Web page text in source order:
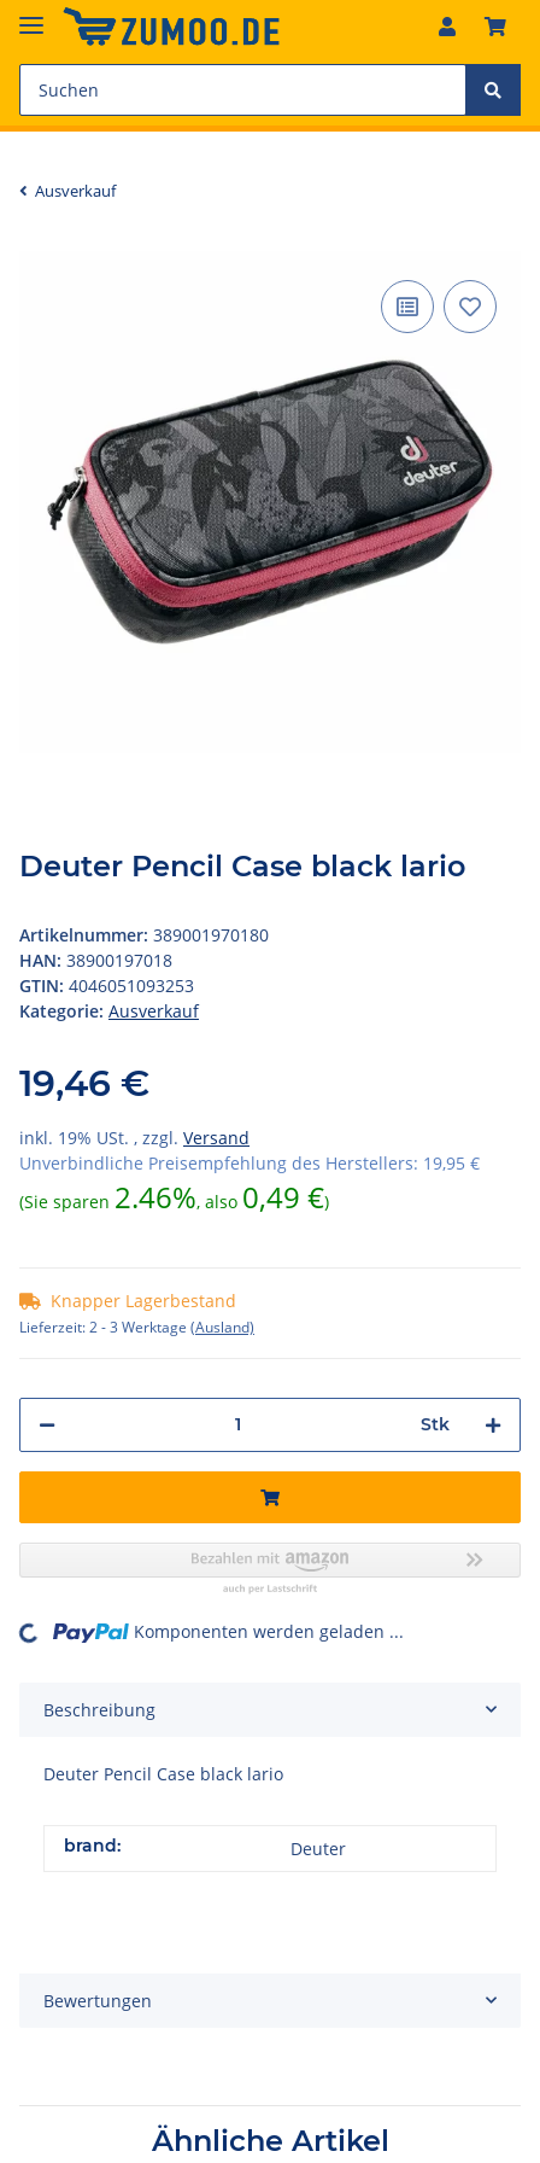
Ausverkauf
Deuter Pencil Case black lario
Artikelnummer: 389001970180
HAN: 38900197018
GTIN: 4046051093253
Kategorie: Ausverkauf
19,46 €
inkl. 19% USt. , zzgl. Versand
Unverbindliche Preisempfehlung des Herstellers: 19,95 €
(Sie sparen 2.46%, also 0,49 €)
Knapper Lagerbestand
Lieferzeit:2 - 3 Werktage (Ausland)
Stk
Komponenten werden geladen ...
Beschreibung
Deuter Pencil Case black lario
brand: Deuter
Bewertungen
Ähnliche Artikel